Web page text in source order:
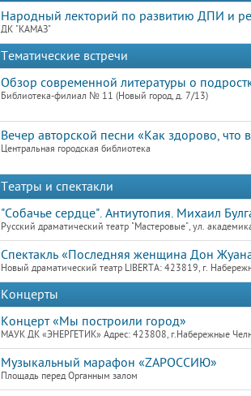
Народный лекторий по развитию ДПИ и
ДК "КАМАЗ"
Тематические встречи
Обзор современной литературы о
Библиотека-филиал № 11 (Новый город, д. 7/13)
Вечер авторской песни «Как здорово, что
Центральная городская библиотека
Театры и спектакли
"Собачье сердце". Антиутопия. Михаил
Русский драматический театр "Мастеровые", ул.
Спектакль «Последняя женщина Дон
Новый драматический театр LIBERTA: 423819, г.
Концерты
Концерт «Мы построили город»
МАУК ДК «ЭНЕРГЕТИК» Адрес: 423808, г.Набережные
Музыкальный марафон «ZAРОССИЮ»
Площадь перед Органным залом